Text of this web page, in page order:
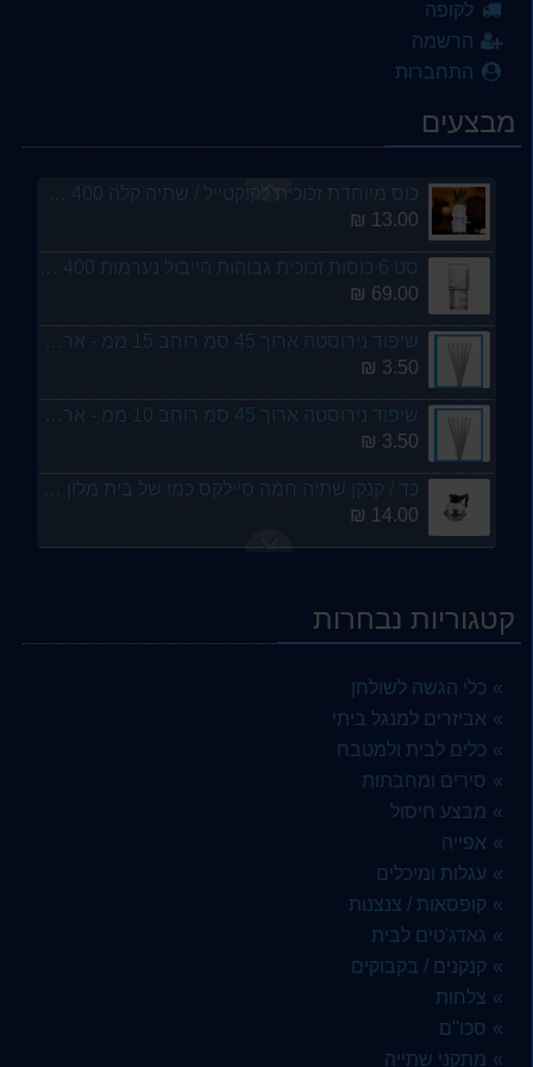
לקופה
הרשמה
התחברות
מבצעים
כף גלידה כספית חזקה ועמידה מאד - ארקוסטיל
24.00 ₪
29.00 ₪
כוס מיוחדת זכוכית לקוקטייל / שתיה קלה 400 מל - ארקוסטיל
13.00 ₪
סט 6 כוסות זכוכית גבוהות הייבול נערמות 400 מל הלן HELEN LAV- ארקוסטיל
69.00 ₪
שיפוד נירוסטה ארוך 45 סמ רוחב 15 ממ - ארקוסטיל
3.50 ₪
שיפוד נירוסטה ארוך 45 סמ רוחב 10 ממ - ארקוסטיל
3.50 ₪
כד / קנקן שתיה חמה סיילקס כמו של בית מלון תחתית נירוסטה - מבית ארקוסטיל
14.00 ₪
4.00 ₪
כף גלידה כספית חזקה ועמידה מאד - ארקוסטיל
24.00 ₪
29.00 ₪
13.00 ₪
קטגוריות נבחרות
כלי הגשה לשולחן
אביזרים למנגל ביתי
כלים לבית ולמטבח
סירים ומחבתות
מבצע חיסול
אפייה
עגלות ומיכלים
קופסאות / צנצנות
גאדג'טים לבית
קנקנים / בקבוקים
צלחות
סכו''ם
מתקני שתייה